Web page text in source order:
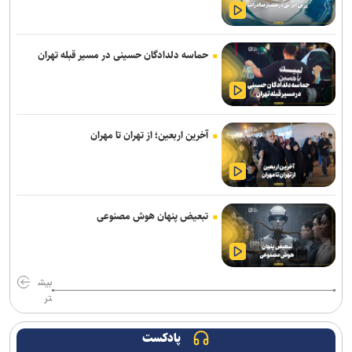
مدیره
اژدهاکش رسما پرسپولیسی شد
ادامه خریدهای خطیبی از تیم سابق/ نصیری به فجرسپاسی پیوست
بازگشت خلیفه و گودرزی به تمرینات آلومینیوم
ناکامی نماینده ایران در مسابقات ورزش های خیابانی
بازی‌های سرخابی‌ها به شهرقدس رفت/ استقلال خوزستان به تهران
بازگشت
تمدید قرارداد مربی ترک استقلال
آغاز اردوی تیم ملی بوکس برای ناگویا با حضور ۱۰ ملی‌پوش
محمدی: مقابل استقلال لیگ را پرقدرت آغاز می‌کنیم/ امیدوارم با مس
شهربابک کمترین گل خورده لیگ را داشته باشیم
حماسه دلدادگان حسینی در مسیر قبله تهران
آخرین اربعین؛ از تهران تا مهران
تبعیض پنهان هوش مصنوعی
بیش
تر
پادکست